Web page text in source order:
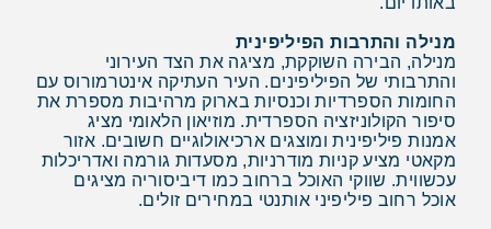
מנילה והתרבות הפיליפינית
מנילה, הבירה השוקקת, מציגה את הצד העירוני
והתרבותי של הפיליפינים. העיר העתיקה אינטרמורוס עם
החומות הספרדיות וכנסיות בארוק מרהיבות מספרת את
סיפור הקולוניזציה הספרדית. מוזיאון הלאומי מציג
אמנות פיליפינית ומוצגים ארכיאולוגיים חשובים. אזור
מקאטי מציע קניות מודרניות, מסעדות גורמה ואדריכלות
עכשווית. שווקי האוכל ברחוב כמו דיביסוריה מציגים
אוכל רחוב פיליפיני אותנטי במחירים זולים.